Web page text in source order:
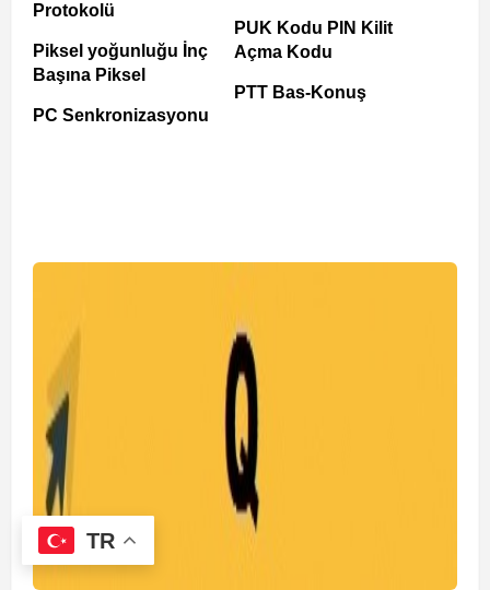
Protokolü
Piksel yoğunluğu İnç
Başına Piksel
PC Senkronizasyonu
PUK Kodu PIN Kilit
Açma Kodu
PTT Bas-Konuş
TR